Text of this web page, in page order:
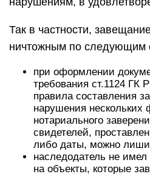
Так в частности,
ничтожным по следующим
при оформлении
требования ст.1124
правила составления
нарушения нескольких
нотариального
свидетелей,
либо даты, можно
наследодатель не имел
на объекты, которые